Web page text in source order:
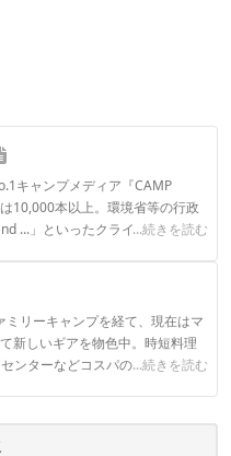
キャンプメディア『CAMP
10,000本以上。環境省等の行政
...」といったクライアントとの
...続きを読む
ィール
リーキャンプを経て、現在はマ
新しいギアを物色中。時短料理
ンターなどコスパの良好なギア
...続きを読む